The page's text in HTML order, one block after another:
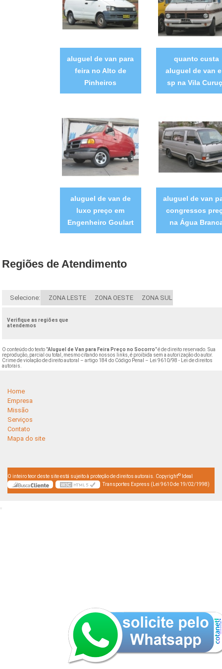
aluguel de van para
feira no Alto de
Pinheiros
quanto custa
aluguel de van
sp na Vila
aluguel de van de
luxo preço em
Engenheiro Goulart
aluguel de van
congressos
na Água
Regiões de Atendimento
Selecione: ZONA LESTE ZONA OESTE ZONA SUL
Verifique as regiões que
atendemos
O conteúdo do texto "Aluguel de Van para Feira Preço no Socorro" é de direito reservado. Sua
reprodução, parcial ou total, mesmo citando nossos links, é proibida sem a autorização do autor.
Crime de violação de direito autoral – artigo 184 do Código Penal –
Lei 9610/98 - Lei de direitos
autorais
Home
Empresa
Missão
Serviços
Contato
Mapa do site
O inteiro teor deste site está sujeito à proteção de direitos autorais. Copyright© Ideal
Transportes Express (Lei 9610 de 19/02/1998)